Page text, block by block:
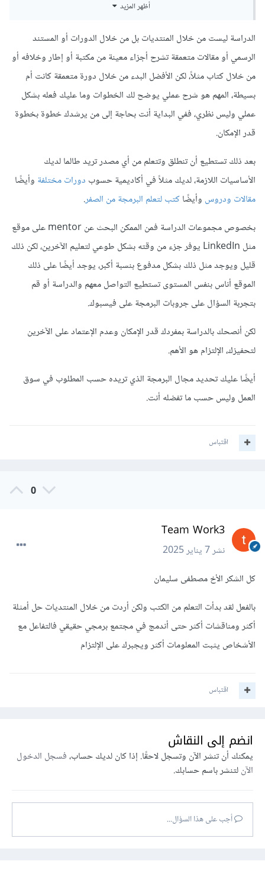
اما بخصوص النسيان فالامر طبيعي تماما ولا تحتةج للقلق وكل ما
عليك هو التطبيق بعد الانتهاء من درس معين حتي تثبت المعلومات
لديك ولا تنساها .
يمكنك قراءة الاجابات التالية لتوضيح مشكلة النسيان:
مواقع ال problem solving وغيرها مثل leetcode ويمكنك
قراءة الاجابة التالية للتوضيح اكثر بشأن هذه المواقع:
Study group للذين هم من نفس المستوى ويكون عليهم مشرفا
لمناقشة ما تم تعلمه والتدرب من خلال كثرة الأمثلة وال Tutorials
لتثبيت المعلومات والتدرج في المنهج.
وفي الأخير لك مني كل التقدير
أظهر المزيد
الدراسة ليست من خلال المنتديات بل من خلال الدورات أو المستند
الرسمي أو مقالات متعمقة تشرح أجزاء معينة من مكتبة أو إطار وخلافه أو
من خلال كتاب مثلاً، لكن الأفضل البدء من خلال دورة متعمقة كانت أم
بسيطة، المهم هو شرح عملي يوضح لك الخطوات وما عليك فعله بشكل
عملي وليس نظري، ففي البداية أنت بحاجة إلى من يرشدك خطوة بخطوة
قدر الإمكان.
بعد ذلك تستطيع أن تنطلق وتتعلم من أي مصدر تريد طالما لديك
الأساسيات اللازمة، لديك مثلاً في أكاديمية حسوبدورات مختلفةوأيضًا
مقالات ودروس وأيضًاكتب لتعلم البرمجة من الصفر.
بخصوص مجموعات الدراسة فمن الممكن البحث عن mentor على موقع
مثل LinkedIn يوفر جزء من وقته بشكل طوعي لتعليم الآخرين، لكن ذلك
قليل ويوجد مثل ذلك بشكل مدفوع بنسبة أكبر، يوجد أيضًا على ذلك
الموقع أناس بنفس المستوى تستطيع التواصل معهم والدراسة أو قم
بتجربة السؤال على جروبات البرمجة على فيسبوك.
لكن أنصحك بالدراسة بمفردك قدر الإمكان وعدم الإعتماد على الآخرين
لتحفيزك، الإلتزام هو الأهم.
أيضًا عليك تحديد مجال البرمجة الذي تريده حسب المطلوب في سوق
العمل وليس حسب ما تفضله أنت.
اقتباس
0
Team Work3
نشر7 يناير 2025
كل الشكر الأخ مصطفى سليمان
بالفعل لقد بدأت التعلم من الكتب ولكن أردت من خلال المنتديات حل أمثلة
أكثر ومناقشات أكثر حتى أندمج في مجتمع برمجي حقيقي فالتفاعل مع
الأشخاص يثبت المعلومات أكثر ويجبرك على الإلتزام
اقتباس
انضم إلى النقاش
يمكنك أن تنشر الآن وتسجل لاحقًا. إذا كان لديك حساب،فسجل الدخول
الآنلتنشر باسم حسابك.
أجب على هذا السؤال...